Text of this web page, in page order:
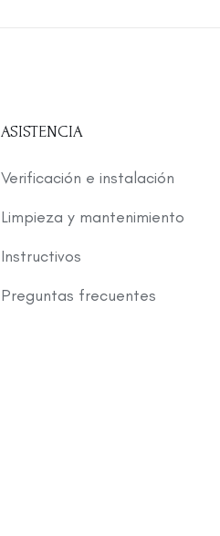
ASISTENCIA
Verificación e instalación
Limpieza y mantenimiento
Instructivos
Preguntas frecuentes